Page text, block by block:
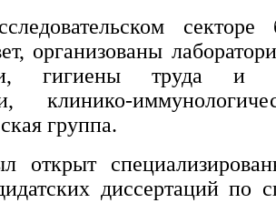
секторе
организованы
гигиены труда и
клинико-
группа.
открыт
диссертаций по